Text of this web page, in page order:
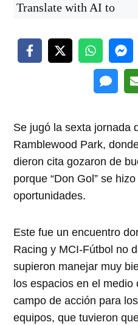
Translate with AI to
Se jugó la sexta jornada
Ramblewood Park,
dieron cita gozaron de
porque Don Gol se
oportunidades.
Este fue un encuentro
Racing y MCI-Fútbol no
supieron manejar muy
los espacios en el
campo de acción para
equipos, que tuvieron